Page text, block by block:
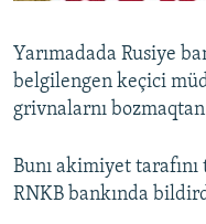
Yarımadada Rusiye
belgilengen keçici
grivnalarnı
Bunı akimiyet
RNKB bankında